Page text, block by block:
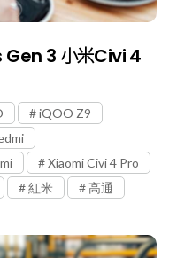
3 小米Civi 4
iQOO Z9
Xiaomi Civi 4 Pro
紅米 高通